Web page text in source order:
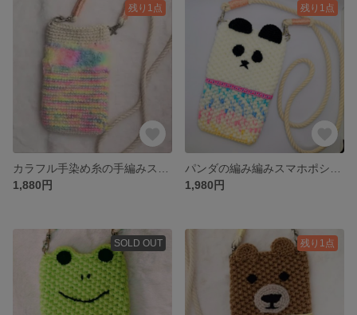
残り1点
1,880円
残り1点
1,980円
SOLD OUT 残り1点